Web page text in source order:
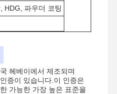
HDG, 파우더 코팅
헤베이에서 제조되며
증이 있습니다.이 인증은
가능한 가장 높은 표준을